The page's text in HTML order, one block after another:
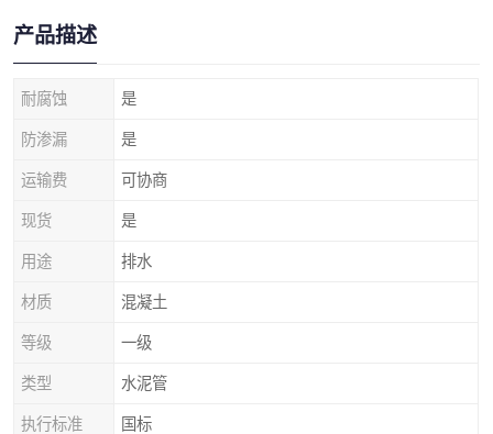
产品描述
耐腐蚀 是
防渗漏 是
运输费 可协商
现货 是
用途 排水
材质 混凝土
等级 一级
类型 水泥管
执行标准 国标